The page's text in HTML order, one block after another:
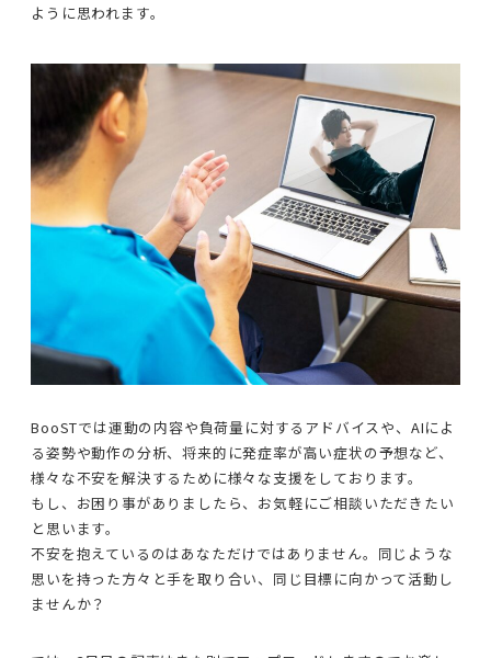
ように思われます。
BooSTでは運動の内容や負荷量に対するアドバイスや、AIによ
る姿勢や動作の分析、将来的に発症率が高い症状の予想など、
様々な不安を解決するために様々な支援をしております。
もし、お困り事がありましたら、お気軽にご相談いただきたい
と思います。
不安を抱えているのはあなただけではありません。同じような
思いを持った方々と手を取り合い、同じ目標に向かって活動し
ませんか？